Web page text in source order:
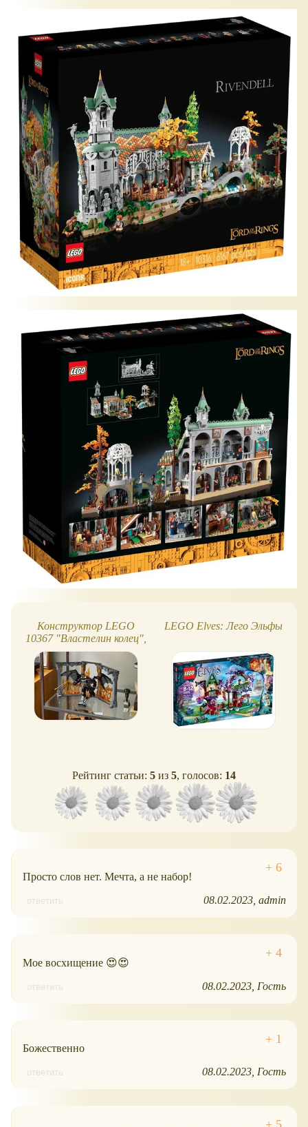
Конструктор LEGO
10367 "Властелин колец",
книжный уголок Балрога
LEGO Elves: Лего Эльфы
Рейтинг статьи: 5 из 5, голосов: 14
Просто слов нет. Мечта, а не набор!
ответить 08.02.2023 admin
Мое восхищение 😍😍
ответить 08.02.2023 Гость
Божественно
ответить 08.02.2023 Гость